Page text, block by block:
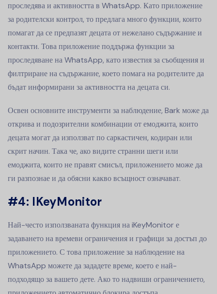
проследява и активността в WhatsApp. Като приложение
за родителски контрол, то предлага много функции, които
помагат да се предпазят децата от нежелано съдържание и
контакти. Това приложение поддържа функции за
проследяване на WhatsApp, като известия за съобщения и
филтриране на съдържание, което помага на родителите да
бъдат информирани за активността на децата си.
Освен основните инструменти за наблюдение, Bark може да
открива и подозрителни комбинации от емоджита, които
децата могат да използват по саркастичен, кодиран или
скрит начин. Така че, ако видите странни шеги или
емоджита, които не правят смисъл, приложението може да
ги разпознае и да обясни какво всъщност означават.
#4: IKeyMonitor
Най-често използваната функция на iKeyMonitor е
задаването на времеви ограничения и графици за достъп до
приложението. С това приложение за наблюдение на
WhatsApp можете да зададете време, което е най-
подходящо за вашето дете. Ако то надвиши ограничението,